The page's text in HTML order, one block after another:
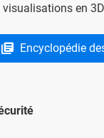
en
Encyclopédie